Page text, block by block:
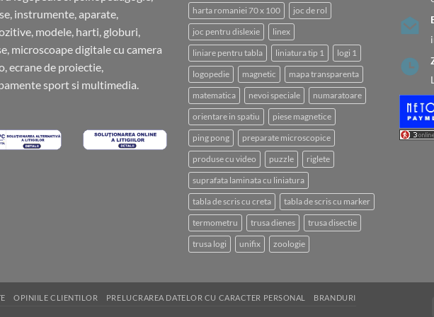
instrumente, aparate,
modele, harti, globuri,
microscoape digitale cu camera
ecrane de proiectie,
sport si multimedia.
harta romaniei 70 x 100 joc de rol
joc pentru dislexie linex
liniare pentru tabla liniatura tip 1 logi 1
logopedie magnetic mapa transparenta
matematica nevoi speciale numaratoare
orientare in spatiu piese magnetice
ping pong preparate microscopice
produse cu video puzzle riglete
suprafata laminata cu liniatura
tabla de scris cu creta tabla de scris cu marker
termometru trusa dienes trusa disectie
trusa logi unifix zoologie
OPINIILE CLIENTILOR PRELUCRAREA DATELOR CU CARACTER PERSONAL BRANDURI